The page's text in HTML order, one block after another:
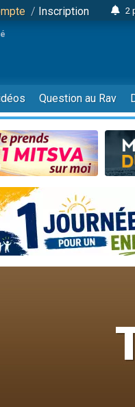
/ Inscription
2
2
Question au Rav